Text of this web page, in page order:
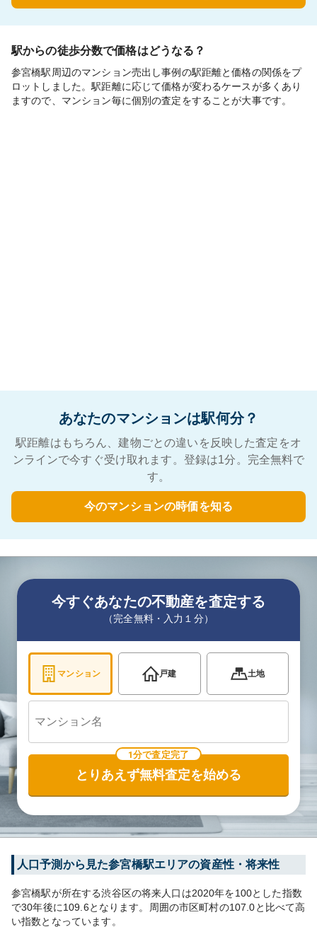
駅からの徒歩分数で価格はどうなる？
参宮橋駅周辺のマンション売出し事例の駅距離と価格の関係をプ
ロットしました。駅距離に応じて価格が変わるケースが多くあり
ますので、マンション毎に個別の査定をすることが大事です。
あなたのマンションは駅何分？
駅距離はもちろん、建物ごとの違いを反映した査定をオ
ンラインで今すぐ受け取れます。登録は1分。完全無料で
す。
今のマンションの時価を知る
今すぐあなたの不動産を査定する
（完全無料・入力１分）
マンション 戸建 土地
1分で査定完了
とりあえず無料査定を始める
人口予測から見た参宮橋駅エリアの資産性・将来性
参宮橋駅が所在する渋谷区の将来人口は2020年を100とした指数
で30年後に109.6となります。 周囲の市区町村の107.0と比べて高
い指数となっています。